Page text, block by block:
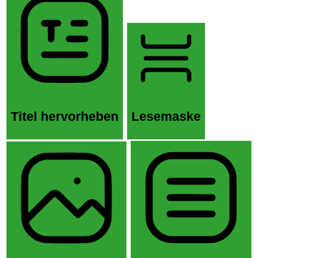
Titel hervorheben Lesemaske